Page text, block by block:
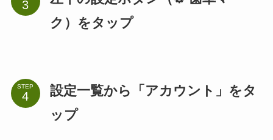
ク）をタップ
STEP
設定一覧から「アカウント」をタ
ップ